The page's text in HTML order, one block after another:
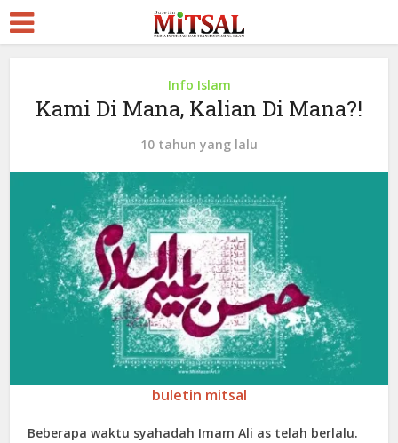
Info Islam
Kami Di Mana, Kalian Di Mana?!
10 tahun yang lalu
buletin mitsal
Beberapa waktu syahadah Imam Ali as telah berlalu.